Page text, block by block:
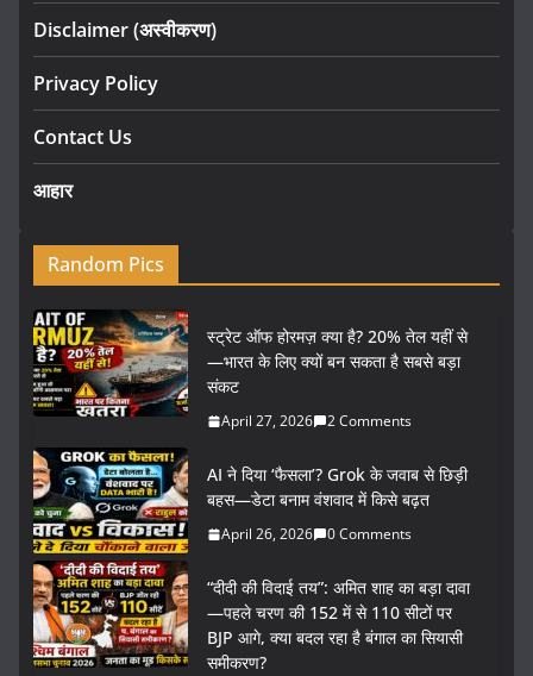
Disclaimer (अस्वीकरण)
Privacy Policy
Contact Us
आहार
Random Pics
स्ट्रेट ऑफ होरमज़ क्या है? 20% तेल यहीं से
—भारत के लिए क्यों बन सकता है सबसे बड़ा
संकट
April 27, 2026 2 Comments
AI ने दिया ‘फैसला’? Grok के जवाब से छिड़ी
बहस—डेटा बनाम वंशवाद में किसे बढ़त
April 26, 2026 0 Comments
“दीदी की विदाई तय”: अमित शाह का बड़ा दावा
—पहले चरण की 152 में से 110 सीटों पर
BJP आगे, क्या बदल रहा है बंगाल का सियासी
समीकरण?